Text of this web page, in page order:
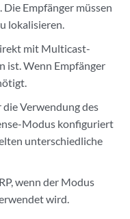
Empfänger müssen
lokalisieren.
mit Multicast-
ist. Wenn Empfänger
Verwendung des
Modus konfiguriert
unterschiedliche
wenn der Modus
wird.